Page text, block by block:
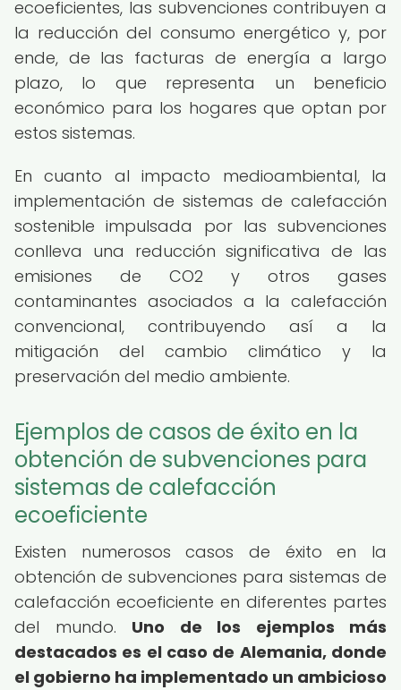
ecoeficientes, las subvenciones contribuyen a
la reducción del consumo energético y, por
ende, de las facturas de energía a largo
plazo, lo que representa un beneficio
económico para los hogares que optan por
estos sistemas.
En cuanto al impacto medioambiental, la
implementación de sistemas de calefacción
sostenible impulsada por las subvenciones
conlleva una reducción significativa de las
emisiones de CO2 y otros gases
contaminantes asociados a la calefacción
convencional, contribuyendo así a la
mitigación del cambio climático y la
preservación del medio ambiente.
Ejemplos de casos de éxito en la
obtención de subvenciones para
sistemas de calefacción
ecoeficiente
Existen numerosos casos de éxito en la
obtención de subvenciones para sistemas de
calefacción ecoeficiente en diferentes partes
del mundo. Uno de los ejemplos más
destacados es el caso de Alemania, donde
el gobierno ha implementado un ambicioso